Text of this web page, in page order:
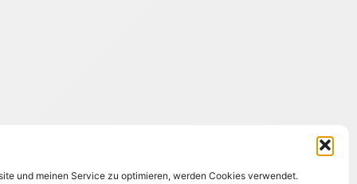
und meinen Service zu optimieren, werden Cookies verwendet.